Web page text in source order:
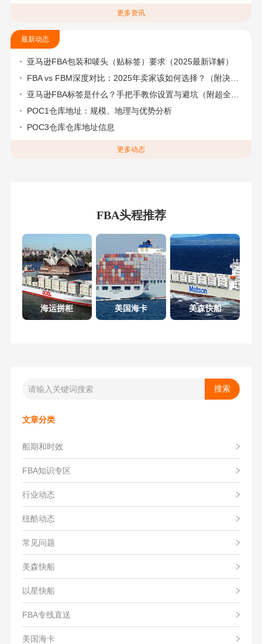
更多资讯
最新动态
亚马逊FBA包装和唛头（贴标签）要求（2025最新详解）
FBA vs FBM深度对比：2025年卖家该如何选择？（附决策流程图）
亚马逊FBA标签是什么？手把手教你设置与避坑（附超全指南）
POC1仓库地址：规模、地理与优势分析
POC3仓库仓库地址信息
更多动态
FBA头程推荐
海运拼柜 美国海卡 美森快船
文章分类
船期和时效
FBA知识专区
行业动态
纽酷动态
常见问题
美森快船
以星快船
FBA专线直送
美国海卡